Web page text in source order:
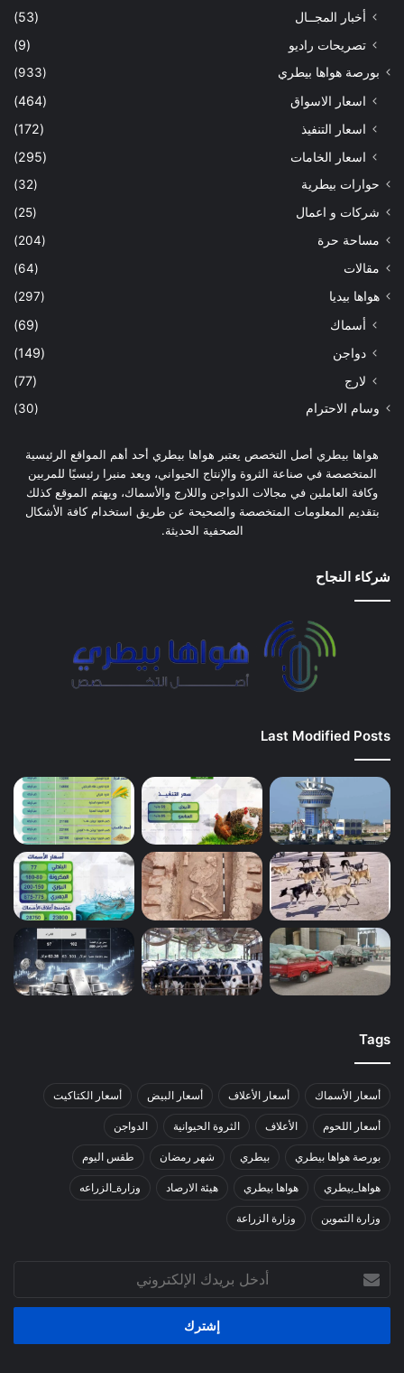
أخبار المجــال
(53)
تصريحات راديو
(9)
بورصة هواها بيطري (933)
اسعار الاسواق
(464)
اسعار التنفيذ
(172)
اسعار الخامات
(295)
حوارات بيطرية
(32)
شركات و اعمال
(25)
مساحة حرة
(204)
مقالات
(64)
هواها بيديا
(297)
أسماك
(69)
دواجن
(149)
لارج
(77)
وسام الاحترام (30)
هواها بيطري أصل التخصص يعتبر هواها بيطري أحد أهم المواقع الرئيسية
المتخصصة في صناعة الثروة والإنتاج الحيواني، ويعد منبرا رئيسيًا للمربين
وكافة العاملين في مجالات الدواجن واللارج والأسماك، ويهتم الموقع كذلك
بتقديم المعلومات المتخصصة والصحيحة عن طريق استخدام كافة الأشكال
الصحفية الحديثة.
شركاء النجاح
Last Modified Posts
Tags
أسعار الأسماك أسعار الأعلاف أسعار البيض أسعار الكتاكيت
أسعار اللحوم الأعلاف الثروة الحيوانية الدواجن
بورصة هواها بيطري بيطري شهر رمضان طقس اليوم
هواها_بيطري هواها بيطري هيئة الارصاد وزارة_الزراعه
وزارة التموين وزارة الزراعة
بريدك
الإلكتروني